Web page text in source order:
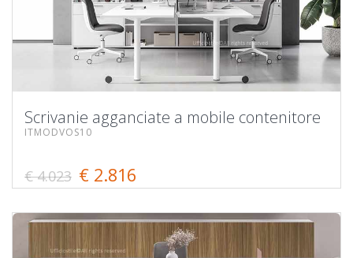
Scrivanie agganciate a mobile contenitore
ITMODVOS10
€ 4.023 € 2.816